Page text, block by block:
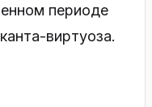
периоде
виртуоза.